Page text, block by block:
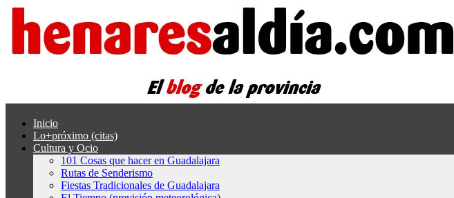
Inicio
Lo+próximo (citas)
Cultura y Ocio
101 Cosas que hacer en Guadalajara
Rutas de Senderismo
Fiestas Tradicionales de Guadalajara